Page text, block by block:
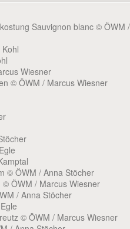
Sauvignon blanc © ÖWM /
Wiesner
© ÖWM / Marcus Wiesner
© ÖWM / Anna Stöcher
ÖWM / Marcus Wiesner
/ Anna Stöcher
© ÖWM / Marcus Wiesner